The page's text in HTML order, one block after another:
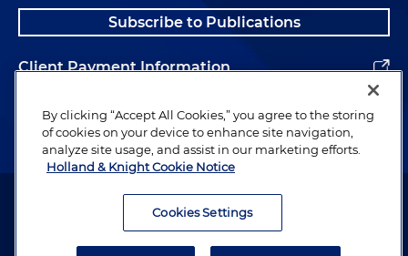
Subscribe to Publications
Client Payment Information
Alumni
Attorney Advertising. Copyright © 1996–2026 Holland & Knight LLP.
By clicking “Accept All Cookies,” you agree to the storing
of cookies on your device to enhance site navigation,
analyze site usage, and assist in our marketing efforts.
Holland & Knight Cookie Notice
Cookies Settings